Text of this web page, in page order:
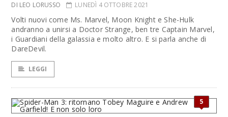
DI LEO LORUSSO LUNEDÌ 4 OTTOBRE 2021
Volti nuovi come Ms. Marvel, Moon Knight e She-Hulk
andranno a unirsi a Doctor Strange, ben tre Captain Marvel,
i Guardiani della galassia e molto altro. E si parla anche di
DareDevil.
LEGGI
5